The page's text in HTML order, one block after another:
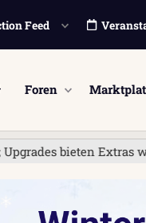
Feed
Foren
Extras wie